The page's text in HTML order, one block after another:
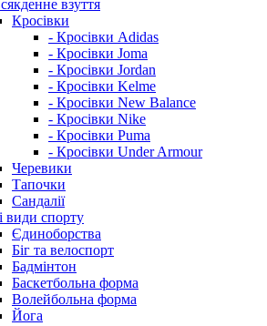
взуття
Кросівки
- Кросівки Adidas
- Кросівки Joma
- Кросівки Jordan
- Кросівки Kelme
- Кросівки New Balance
- Кросівки Nike
- Кросівки Puma
- Кросівки Under Armour
Черевики
Тапочки
Сандалії
види спорту
Єдиноборства
Біг та велоспорт
Бадмінтон
Баскетбольна форма
Волейбольна форма
Йога